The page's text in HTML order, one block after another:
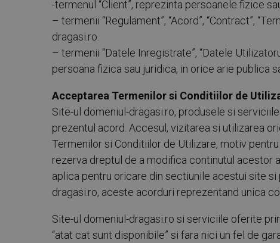
-termenul “Client”, reprezinta persoanele fizice
– termenii “Regulament”, “Acord”, “Contract”,
dragasi.ro.
– termenii “Datele Inregistrate”, “Datele
persoana fizica sau juridica, in orice arie publica
Acceptarea Termenilor si Conditiilor de
Site-ul domeniul-dragasi.ro, produsele si
prezentul acord. Accesul, vizitarea si utilizarea
Termenilor si Conditiilor de Utilizare, motiv
rezerva dreptul de a modifica continutul acestor
aplica pentru oricare din sectiunile acestui site
dragasi.ro, aceste acorduri reprezentand unica
Site-ul domeniul-dragasi.ro si serviciile oferite
“atat cat sunt disponibile” si fara nici un fel de